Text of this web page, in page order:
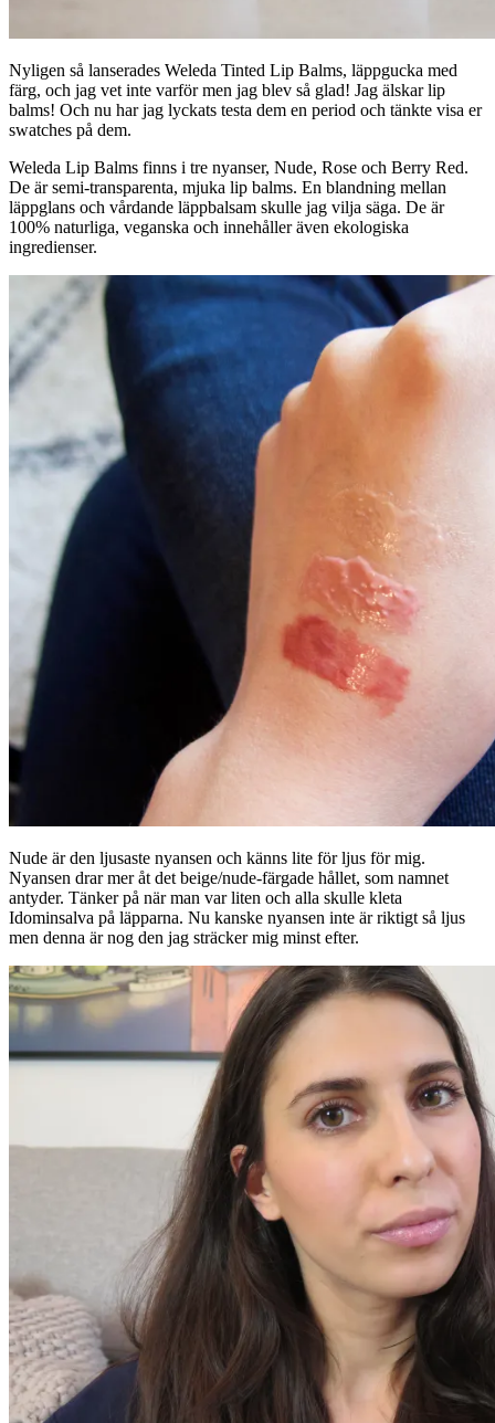
Nyligen så lanserades Weleda Tinted Lip Balms, läppgucka med
färg, och jag vet inte varför men jag blev så glad! Jag älskar lip
balms! Och nu har jag lyckats testa dem en period och tänkte visa er
swatches på dem.
Weleda Lip Balms finns i tre nyanser, Nude, Rose och Berry Red.
De är semi-transparenta, mjuka lip balms. En blandning mellan
läppglans och vårdande läppbalsam skulle jag vilja säga. De är
100% naturliga, veganska och innehåller även ekologiska
ingredienser.
Nude är den ljusaste nyansen och känns lite för ljus för mig.
Nyansen drar mer åt det beige/nude-färgade hållet, som namnet
antyder. Tänker på när man var liten och alla skulle kleta
Idominsalva på läpparna. Nu kanske nyansen inte är riktigt så ljus
men denna är nog den jag sträcker mig minst efter.